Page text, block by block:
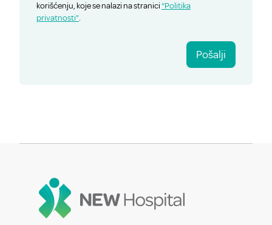
korišćenju, koje se nalazi na stranici“Politika
privatnosti”.
Pošalji